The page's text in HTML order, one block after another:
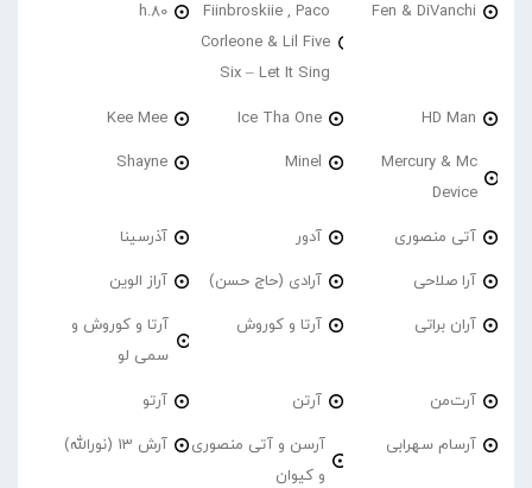
Fen & DiVanchi
Fiinbroskiie , Paco
Corleone & Lil Five
Six – Let It Sing
h.80
HD Man
Ice Tha One
Kee Mee
Mercury & Mc
Device
Minel
Shayne
آتی منصوری آدور آذرسینا
آرا صلاحی آرادی (حاج حسن) آراز الوین
آران براتی آرتا و کوروش
آرتا و کوروش و
سمی لو
آرت‌من آرتن آرتو
آرسام سهرابی
آرسن و آتی منصوری
و کیوان
آرش 13 (نورالله)